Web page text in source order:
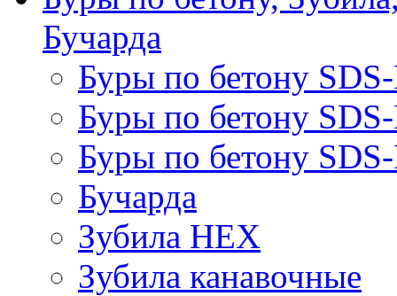
Бучарда
Буры по бетону
Буры по бетону
Буры по бетону
Бучарда
Зубила HEX
Зубила канавочные